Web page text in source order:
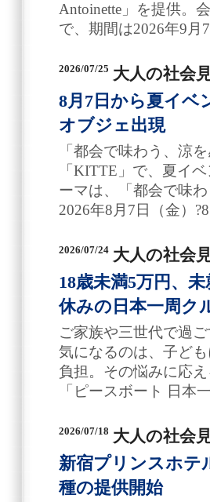
Antoinette」を提供。
で、期間は2026年9
2026/07/25 大人の社会
8月7日から夏イベ
オブジェ出現
「都会で味わう、涼
「KITTE」で、夏イ
ーマは、「都会で味
2026年8月7日（金）
2026/07/24 大人の社会
18歳未満5万円、
休みの日本一周ク
ご家族や三世代で過
気になるのは、子ど
負担。その悩みに応
「ピースボート 日本
2026/07/18 大人の社会
新宿プリンスホテ
種の提供開始